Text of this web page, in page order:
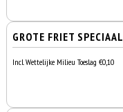
GROTE FRIET SPECIAAL
Incl. Wettelijke Milieu Toeslag €0,10